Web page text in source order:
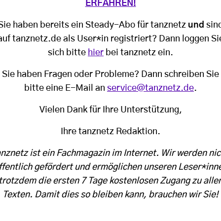
ERFAHREN!
haben bereits ein Steady-Abo für tanznetz und
tanznetz.de als User*in registriert? Dann loggen
sich bitte hier bei tanznetz ein.
Sie haben Fragen oder Probleme? Dann schreiben Sie
bitte eine E-Mail an service@tanznetz.de.
Vielen Dank für Ihre Unterstützung,
Ihre tanznetz Redaktion.
ist ein Fachmagazin im Internet. Wir werden
gefördert und ermöglichen unseren
die ersten 7 Tage kostenlosen Zugang zu
Texten. Damit dies so bleiben kann, brauchen wir Sie!